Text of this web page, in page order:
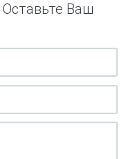
Ваш